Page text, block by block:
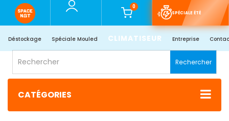
0
SPÉCIALE ÉTÉ
Déstockage Spéciale Mouled CLIMATISEUR Entreprise
Rechercher
CATÉGORIES